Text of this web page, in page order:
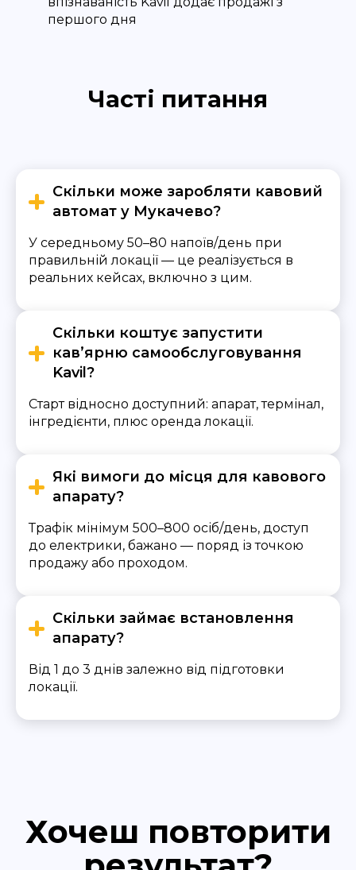
першого дня
Часті питання
Скільки може заробляти кавовий
автомат у Мукачево?
У середньому 50–80 напоїв/день при
правильній локації — це реалізується в
реальних кейсах, включно з цим.
Скільки коштує запустити
кав’ярню самообслуговування
Kavil?
Старт відносно доступний: апарат, термінал,
інгредієнти, плюс оренда локації.
Які вимоги до місця для кавового
апарату?
Трафік мінімум 500–800 осіб/день, доступ
до електрики, бажано — поряд із точкою
продажу або проходом.
Скільки займає встановлення
апарату?
Від 1 до 3 днів залежно від підготовки
локації.
Хочеш повторити